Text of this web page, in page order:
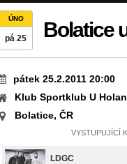
ÚNO
pá 25 Bolatice
pátek 25.2.2011 20:00
Klub Sportklub U
Bolatice, ČR
VYSTUPUJÍCÍ
LDGC